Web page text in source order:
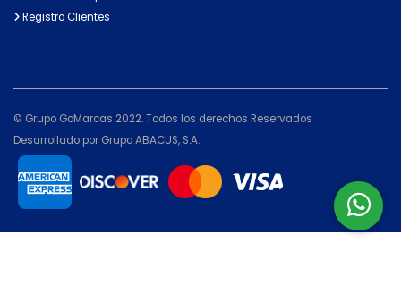
Registro Clientes
© Grupo GoMarcas 2022. Todos los derechos Reservados
Desarrollado por Grupo ABACUS, S.A.